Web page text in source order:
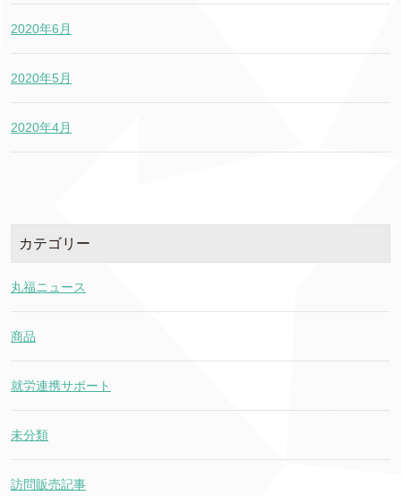
2020年6月
2020年5月
2020年4月
カテゴリー
丸福ニュース
商品
就労連携サポート
未分類
訪問販売記事